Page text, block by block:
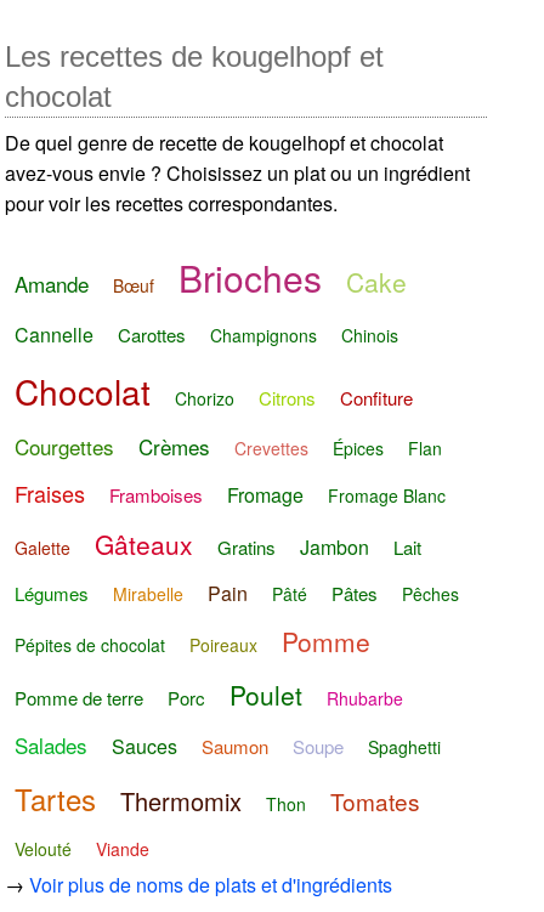
Les recettes de kougelhopf et
chocolat
De quel genre de recette de kougelhopf et chocolat
avez-vous envie ? Choisissez un plat ou un ingrédient
pour voir les recettes correspondantes.
Amande Bœuf Brioches Cake
Cannelle Carottes Champignons Chinois
Chocolat Chorizo Citrons Confiture
Courgettes Crèmes Crevettes Épices Flan
Fraises Framboises Fromage Fromage Blanc
Galette Gâteaux Gratins Jambon
Lait
Légumes
Mirabelle Pain Pâté Pâtes Pêches
Pépites de chocolat Poireaux Pomme
Pomme de terre Porc Poulet Rhubarbe
Salades Sauces Saumon Soupe Spaghetti
Tartes Thermomix Thon Tomates
Velouté Viande
→Voir plus de noms de plats et d'ingrédients